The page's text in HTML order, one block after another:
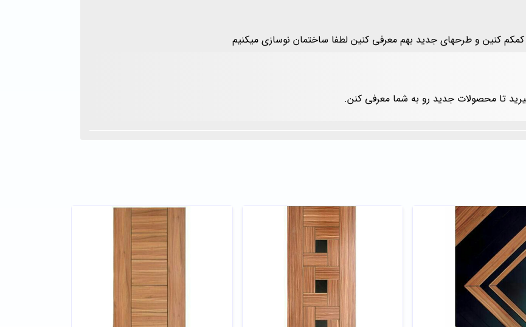
کنین و طرحهای جدید بهم معرفی کنین لطفا ساختمان نوسازی میکنیم
تا محصولات جدید رو به شما معرفی کنن.